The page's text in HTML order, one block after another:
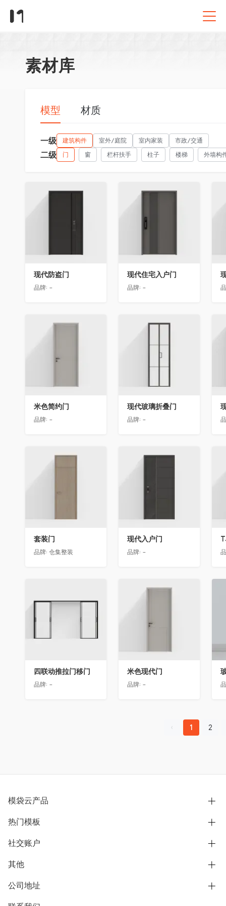
素材库
模型 材质
一级 建筑构件 室外/庭院 室内家装 市政/交通
二级 门 窗 栏杆扶手 柱子 楼梯 外墙构
收藏
现代防盗门
品牌: -
收藏
现代住宅入户门
品牌: -
收藏
米色简约门
品牌: -
收藏
现代玻璃折叠门
品牌: -
收藏
套装门
品牌: 仓集整装
收藏
现代入户门
品牌: -
四联动推拉门移门
品牌: -
收藏
米色现代门
品牌: -
1 2
模袋云产品
别墅设计营销
模型协同展示分享
别墅社区
热门模板
欧式别墅
中式别墅
社交账户
B站
抖音
微信公众号
其他
用户服务协议
隐私政策
公司地址